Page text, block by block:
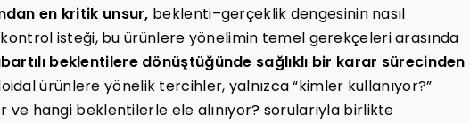
en kritik unsur, beklenti–gerçeklik dengesinin nasıl
kontrol isteği, bu ürünlere yönelimin temel gerekçeleri arasında
beklentilere dönüştüğünde sağlıklı bir karar sürecinden
ürünlere yönelik tercihler, yalnızca “kimler kullanıyor?”
hangi beklentilerle ele alınıyor? sorularıyla birlikte